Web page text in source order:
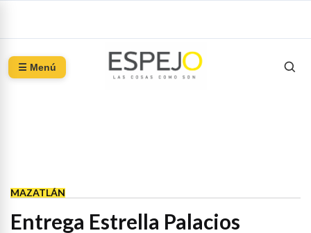
☰ Menú
MAZATLÁN
Entrega Estrella Palacios